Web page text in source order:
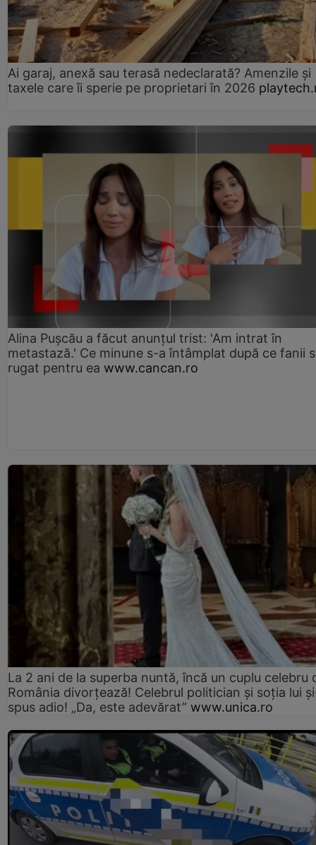
Ai garaj, anexă sau terasă nedeclarată? Amenzile și
taxele care îi sperie pe proprietari în 2026
Alina Pușcău a făcut anunțul trist: 'Am intrat în
metastază.' Ce minune s-a întâmplat după ce fanii
rugat pentru ea www.cancan.ro
La 2 ani de la superba nuntă, încă un cuplu celebru
România divorțează! Celebrul politician și soția lui
spus adio! „Da, este adevărat” www.unica.ro